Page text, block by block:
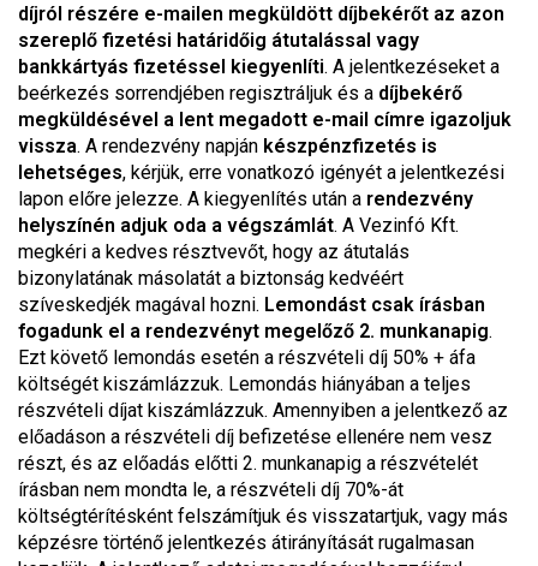
díjról részére e-mailen megküldött díjbekérőt az azon
szereplő fizetési határidőig átutalással vagy
bankkártyás fizetéssel kiegyenlíti. A jelentkezéseket a
beérkezés sorrendjében regisztráljuk és a díjbekérő
megküldésével a lent megadott e-mail címre igazoljuk
vissza. A rendezvény napján készpénzfizetés is
lehetséges, kérjük, erre vonatkozó igényét a jelentkezési
lapon előre jelezze. A kiegyenlítés után a rendezvény
helyszínén adjuk oda a végszámlát. A Vezinfó Kft.
megkéri a kedves résztvevőt, hogy az átutalás
bizonylatának másolatát a biztonság kedvéért
szíveskedjék magával hozni. Lemondást csak írásban
fogadunk el a rendezvényt megelőző 2. munkanapig.
Ezt követő lemondás esetén a részvételi díj 50% + áfa
költségét kiszámlázzuk. Lemondás hiányában a teljes
részvételi díjat kiszámlázzuk. Amennyiben a jelentkező az
előadáson a részvételi díj befizetése ellenére nem vesz
részt, és az előadás előtti 2. munkanapig a részvételét
írásban nem mondta le, a részvételi díj 70%-át
költségtérítésként felszámítjuk és visszatartjuk, vagy más
képzésre történő jelentkezés átirányítását rugalmasan